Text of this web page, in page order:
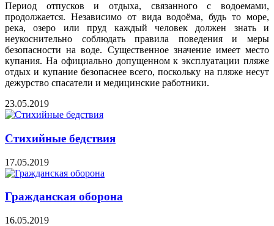
Период отпусков и отдыха, связанного с водоемами,
продолжается. Независимо от вида водоёма, будь то море,
река, озеро или пруд каждый человек должен знать и
неукоснительно соблюдать правила поведения и меры
безопасности на воде. Существенное значение имеет место
купания. На официально допущенном к эксплуатации пляже
отдых и купание безопаснее всего, поскольку на пляже несут
дежурство спасатели и медицинские работники.
23.05.2019
Стихийные бедствия
17.05.2019
Гражданская оборона
16.05.2019